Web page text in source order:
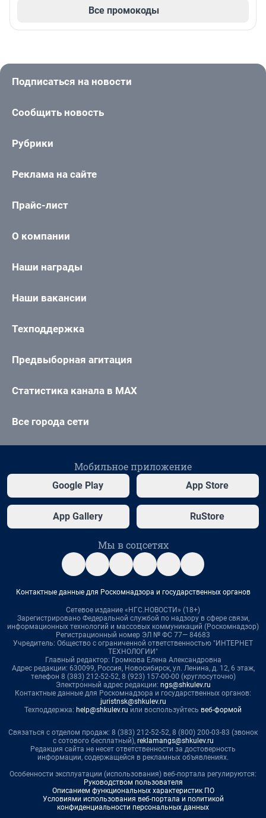
Все промокоды
Подписаться на новости
Сообщить новость
Рубрики
Реклама на сайте
Прайс-лист
О компании
Наши награды
Наши вакансии
Техподдержка
Предвыборная агитация
Статистика канала в MAX
Все города сети
Мобильное приложение
Google Play App Store
App Gallery RuStore
Мы в соцсетях
Контактные данные для Роскомнадзора и государственных органов
Сетевое издание «НГС.НОВОСТИ» (18+)
Зарегистрировано Федеральной службой по надзору в сфере связи,
информационных технологий и массовых коммуникаций (Роскомнадзор)
Регистрационный номер ЭЛ № ФС 77— 84683
Учредитель: Общество с ограниченной ответственностью "ИНТЕРНЕТ
ТЕХНОЛОГИИ"
Главный редактор: Громкова Елена Александровна
Адрес редакции: 630099, Россия, Новосибирск, ул. Ленина, д. 12, 6 этаж,
телефон 8 (383) 212-52-52, 8 (923) 157-00-00 (круглосуточно)
Электронный адрес редакции: ngs@shkulev.ru
Контактные данные для Роскомнадзора и государственных органов:
juristnsk@shkulev.ru
Техподдержка: help@shkulev.ru или воспользуйтесь веб-формой
Связаться с отделом продаж: 8 (383) 212-52-52, 8 (800) 200-03-83 (звонок
с сотового бесплатный), reklamangs@shkulev.ru
Редакция сайта не несет ответственности за достоверность
информации, содержащейся в рекламных объявлениях.
Особенности эксплуатации (использования) веб-портала регулируются:
Руководством пользователя
Описанием функциональных характеристик ПО
Условиями использования веб-портала и политикой
конфиденциальности персональных данных